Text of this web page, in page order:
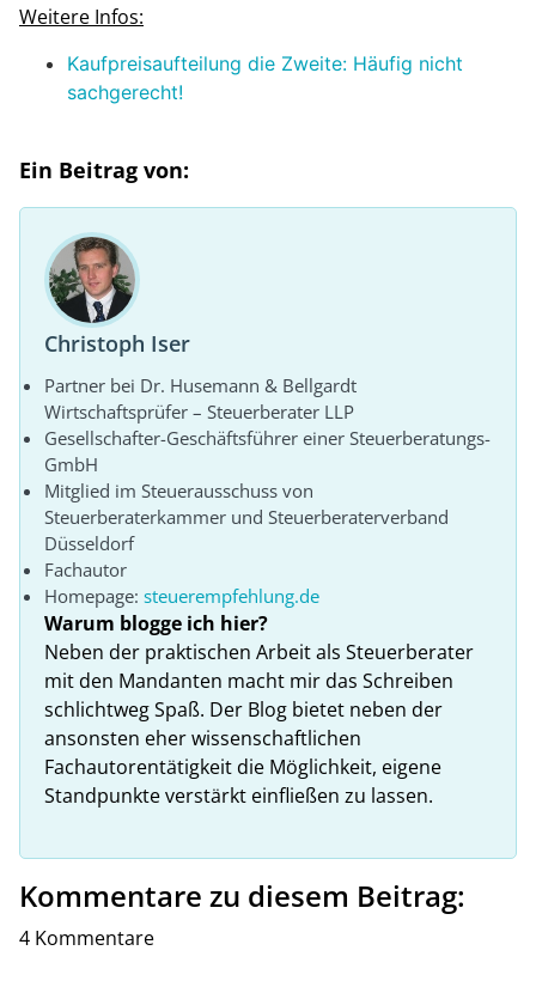
Weitere Infos:
Kaufpreisaufteilung die Zweite: Häufig nicht
sachgerecht!
Ein Beitrag von:
Christoph Iser
Partner bei Dr. Husemann & Bellgardt
Wirtschaftsprüfer – Steuerberater LLP
Gesellschafter-Geschäftsführer einer Steuerberatungs-
GmbH
Mitglied im Steuerausschuss von
Steuerberaterkammer und Steuerberaterverband
Düsseldorf
Fachautor
Homepage: steuerempfehlung.de
Warum blogge ich hier?
Neben der praktischen Arbeit als Steuerberater
mit den Mandanten macht mir das Schreiben
schlichtweg Spaß. Der Blog bietet neben der
ansonsten eher wissenschaftlichen
Fachautorentätigkeit die Möglichkeit, eigene
Standpunkte verstärkt einfließen zu lassen.
Kommentare zu diesem Beitrag:
4 Kommentare